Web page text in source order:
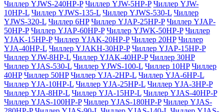
Чиллер YJWS-240HP-P Чиллер YJW-5HP-P Чиллер YJW-
10HP-L Чиллер YJWS-135-L Чиллер YJWS-530-L Чиллер
YJWS-320-L Чиллер 6HP Чиллер YJAP-25HP-P Чиллер YJAP-
50HP-P Чиллер YJAP-60HP-P Чиллер YJWK-50HP-P Чиллер
YJAK-15HP-P Чиллер YJAK-20HP-P Чиллер 20HP Чиллер
YJA-40HP-L Чиллер YJAKH-30HP-P Чиллер YJAP-15HP-P
Чиллер YJW-8HP-L Чиллер YJAK-40HP-P Чиллер 30HP
Чиллер YJAS-530-L Чиллер YJWS-100-L Чиллер 10HP Чиллер
40HP Чиллер 50HP Чиллер YJA-2HP-L Чиллер YJA-6HP-L
Чиллер YJA-10HP-L Чиллер YJA-25HP-L Чиллер YJA-3HP-P
Чиллер YJA-8HP-L Чиллер YJA-15HP-L Чиллер YJAS-40HP-P
Чиллер YJAS-100HP-P Чиллер YJAS-180HP-P Чиллер YJAS-